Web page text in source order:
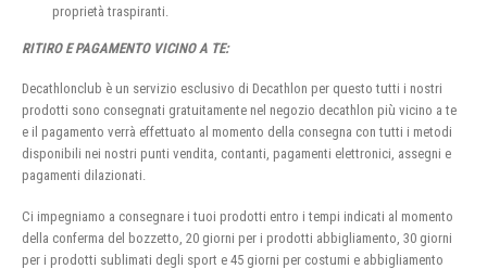
proprietà traspiranti.
RITIRO E PAGAMENTO VICINO A TE:
Decathlonclub è un servizio esclusivo di Decathlon per questo tutti i nostri
prodotti sono consegnati gratuitamente nel negozio decathlon più vicino a te
e il pagamento verrà effettuato al momento della consegna con tutti i metodi
disponibili nei nostri punti vendita, contanti, pagamenti elettronici, assegni e
pagamenti dilazionati.
Ci impegniamo a consegnare i tuoi prodotti entro i tempi indicati al momento
della conferma del bozzetto, 20 giorni per i prodotti abbigliamento, 30 giorni
per i prodotti sublimati degli sport e 45 giorni per costumi e abbigliamento